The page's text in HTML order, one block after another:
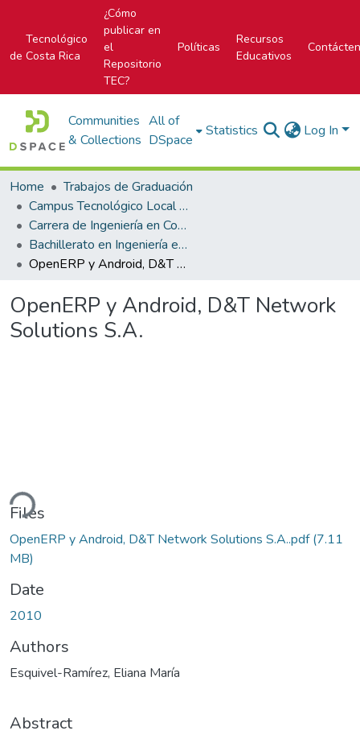
Tecnológico
de Costa Rica
¿Cómo
publicar en
el
Repositorio
TEC?
Políticas
Recursos
Educativos
Communities
& Collections
All of
DSpace
Statistics Log In
Home
Trabajos de Graduación
Campus Tecnológico Local San Carlos
Carrera de Ingeniería en Computación
Bachillerato en Ingeniería en Computación
OpenERP y Android, D&T Network Solutions S.A.
OpenERP y Android, D&T Network
Solutions S.A.
Files
OpenERP y Android, D&T Network Solutions S.A..pdf(7.11
MB)
Date
2010
Authors
Esquivel-Ramírez, Eliana María
Abstract